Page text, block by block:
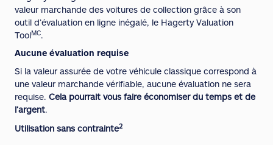
valeur marchande des voitures de collection grâce à son
outil d’évaluation en ligne inégalé, le Hagerty Valuation
ToolMC.
Aucune évaluation requise
Si la valeur assurée de votre véhicule classique correspond à
une valeur marchande vérifiable, aucune évaluation ne sera
requise. Cela pourrait vous faire économiser du temps et de
l’argent.
Utilisation sans contrainte2